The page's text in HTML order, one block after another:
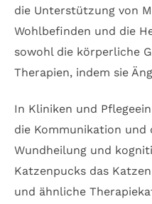
die Unterstützung von
Wohlbefinden und die
sowohl die körperliche
Therapien, indem sie
In Kliniken und
die Kommunikation und
Wundheilung und
Katzenpucks das
und ähnliche